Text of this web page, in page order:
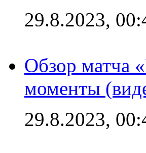
29.8.2023,
Обзор матча
моменты
29.8.2023,